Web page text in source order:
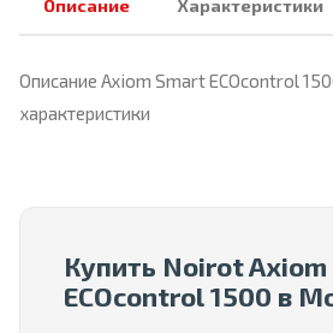
Описание Характеристики
Описание Axiom Smart ECOcontrol
характеристики
Купить Noirot
ECOcontrol 1500 в